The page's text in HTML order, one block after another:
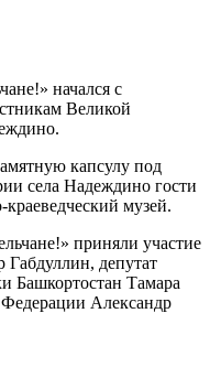
начался с
Великой
капсулу под
села Надеждино гости
музей.
приняли участие
Габдуллин, депутат
Башкортостан Тамара
Александр